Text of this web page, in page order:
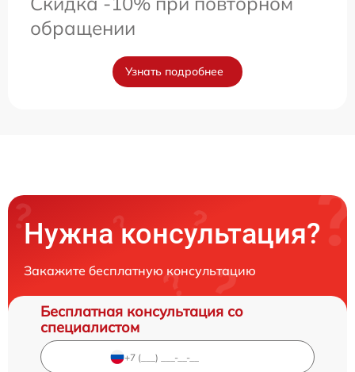
обращении
Узнать подробнее
Нужна консультация?
Закажите бесплатную консультацию
Бесплатная консультация со
специалистом